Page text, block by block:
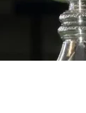
alerta no meio-
Veja a nova